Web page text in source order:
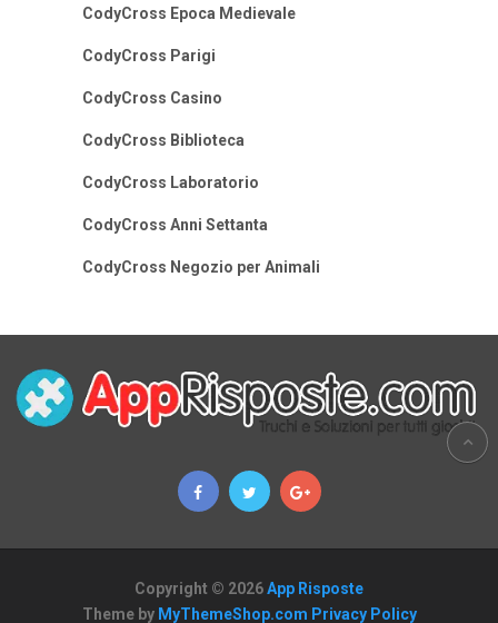
CodyCross Epoca Medievale
CodyCross Parigi
CodyCross Casino
CodyCross Biblioteca
CodyCross Laboratorio
CodyCross Anni Settanta
CodyCross Negozio per Animali
Copyright © 2026App Risposte
Theme by MyThemeShop.com Privacy Policy